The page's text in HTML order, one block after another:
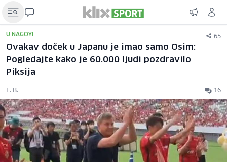
U NAGOYI 65
Ovakav doček u Japanu je imao samo Osim:
Pogledajte kako je 60.000 ljudi pozdravilo
Piksija
E. B. 16